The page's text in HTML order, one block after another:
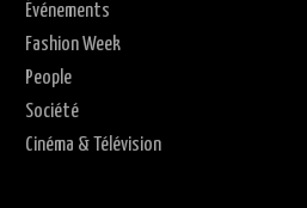
Événements
Fashion Week
People
Société
Cinéma & Télévision